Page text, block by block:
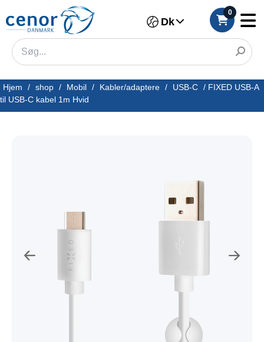
Dk
0
Hjem / shop / Mobil / Kabler/adaptere / USB-C / FIXED USB-A
til USB-C kabel 1m Hvid